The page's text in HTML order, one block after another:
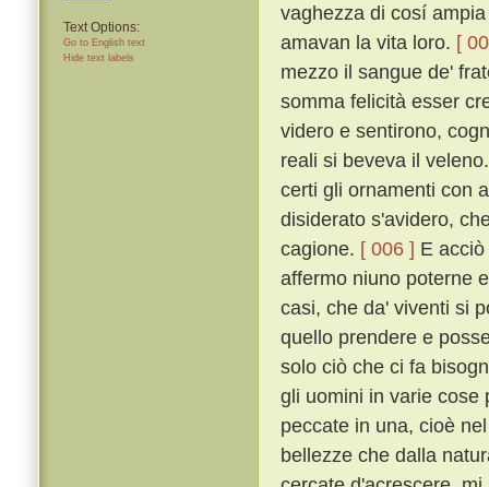
Text Options:
Go to English text
Hide text labels
vaghezza di cosí
amavan la vita loro. [
mezzo il sangue de'
somma felicità esser
videro e sentirono,
reali si beveva il
certi gli ornamenti con
disiderato s'avidero,
cagione. [ 006 ] E
affermo niuno poterne
casi, che da' viventi si
quello prendere e
solo ciò che ci fa
gli uomini in varie cose
peccate in una, cioè
bellezze che dalla